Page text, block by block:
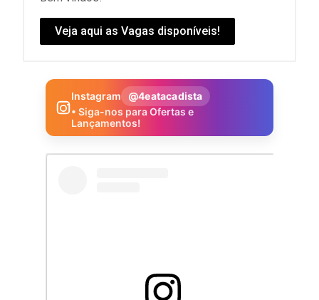
Veja aqui as Vagas disponíveis!
Instagram
@4eatacadista
• Siga-nos para Ofertas e
Lançamentos!